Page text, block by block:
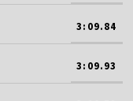
3:09.84
3:09.93